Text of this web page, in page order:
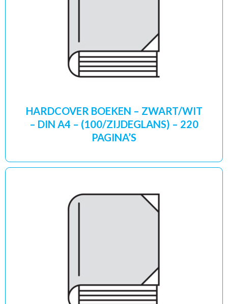
HARDCOVER BOEKEN – ZWART/WIT
– DIN A4 – (100/ZIJDEGLANS) – 220
PAGINA’S